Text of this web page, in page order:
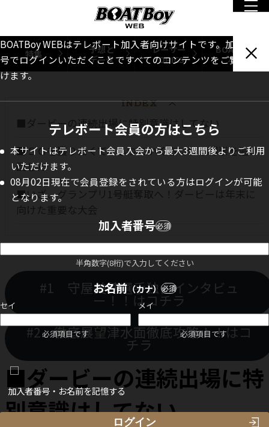
特集
予想と
データ
レーサー
TOPICS
BOATBoy
本誌
BOATBoy WEBはテレボート加入者向けサイトです。加入者番
号でログインいただくことですべてのコンテンツをご覧いただ
けます。
テレボート会員の方はこちら
本サイトはテレボート会員入会から最大3週間後よりご利用
いただけます。
08月02日現在で会員登録をされている方はログインが可能
となります。
加入者番号必須
半角数字(8桁)で入力してください
お名前（カナ） 必須
セイ
必須項目です
メイ
必須項目です
加入者番号・お名前を記憶する
開！ ラストとなる今回は、勝率トップ、年末に向けて照
を合わせる茅原選手にインタビューを実施。 賞金ランキ
グ3位という位置につけている今、目指すは優勝のみ。
INDEX
■ダービーの連続出場に特別意識はしてない
■ＳＧを獲りたくて、しつこいくらい仲口博崇を追い
回した
■いざ、グランプリ1号艇奪取へ！ダービーは年末に
向けた重要な大会
#1 守屋美穂選手独占インタビュ
ー！！はコチラ
#2 徹底展望津水面徹底攻略！！はコ
チラ
■ダービーの連続出場に特
別意識はしてない